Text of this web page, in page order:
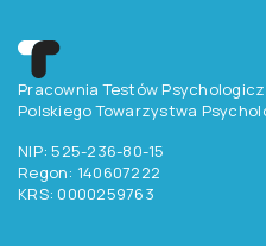
Pracownia Testów
Polskiego Towarzystwa
NIP: 525-236-80-15
Regon: 140607222
KRS: 0000259763